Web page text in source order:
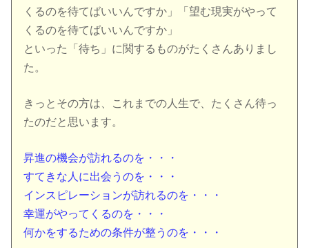
くるのを待てばいいんですか」「望む現実がやって
くるのを待てばいいんですか」
といった「待ち」に関するものがたくさんありまし
た。
きっとその方は、これまでの人生で、たくさん待っ
たのだと思います。
昇進の機会が訪れるのを・・・
すてきな人に出会うのを・・・
インスピレーションが訪れるのを・・・
幸運がやってくるのを・・・
何かをするための条件が整うのを・・・